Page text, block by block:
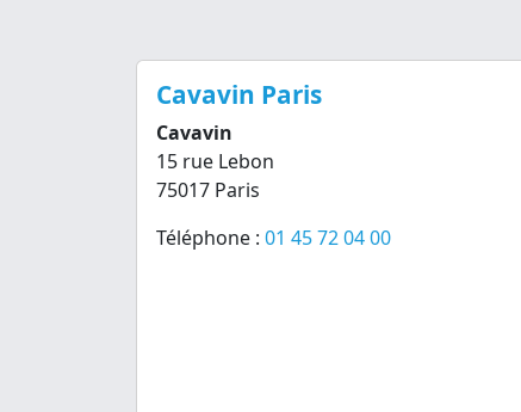
Cavavin Paris
Cavavin
15 rue Lebon
75017 Paris
Téléphone : 01 45 72 04 00